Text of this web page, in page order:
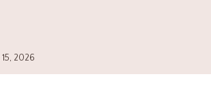
15, 2026